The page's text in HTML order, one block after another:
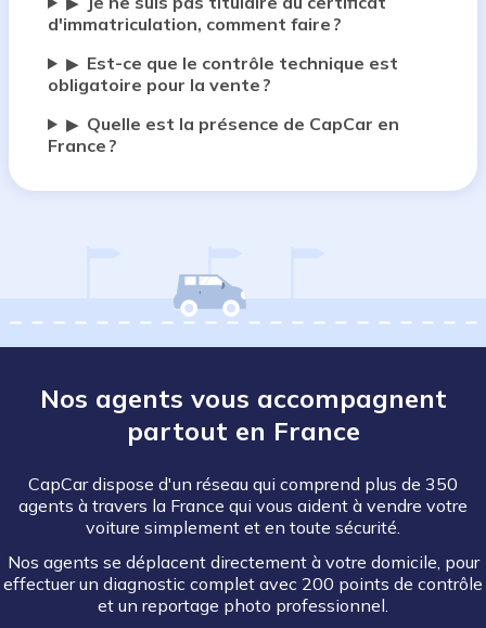
d'immatriculation, comment faire ?
▶ Est-ce que le contrôle technique est
obligatoire pour la vente ?
▶ Quelle est la présence de CapCar en
France ?
Nos agents vous accompagnent
partout en France
CapCar dispose d'un réseau qui comprend plus de 350
agents à travers la France qui vous aident à vendre votre
voiture simplement et en toute sécurité.
Nos agents se déplacent directement à votre domicile, pour
effectuer un diagnostic complet avec 200 points de contrôle
et un reportage photo professionnel.